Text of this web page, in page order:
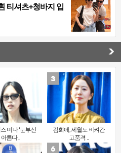
티셔츠+청바지 입
미나 ‘눈부신
아름다..
김희애, 세월도 비켜간
고품격 ..